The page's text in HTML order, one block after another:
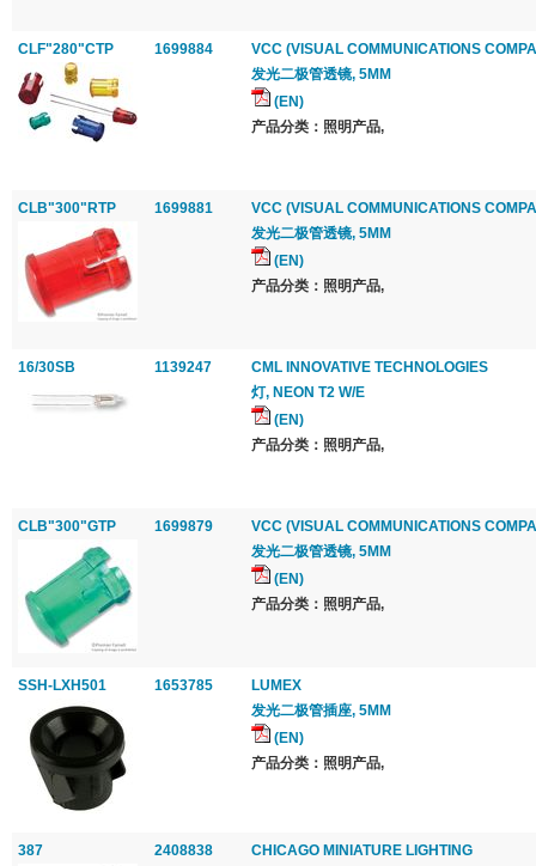
CLF"280"CTP 1699884
VCC (VISUAL COMMUNICATIONS
发光二极管透镜, 5MM
(EN)
产品分类：照明产品,
CLB"300"RTP 1699881
VCC (VISUAL COMMUNICATIONS
发光二极管透镜, 5MM
(EN)
产品分类：照明产品,
16/30SB 1139247
CML INNOVATIVE TECHNOLOGIES
灯, NEON T2 W/E
(EN)
产品分类：照明产品,
CLB"300"GTP 1699879
VCC (VISUAL COMMUNICATIONS
发光二极管透镜, 5MM
(EN)
产品分类：照明产品,
SSH-LXH501 1653785
LUMEX
发光二极管插座, 5MM
(EN)
产品分类：照明产品,
387 2408838
CHICAGO MINIATURE LIGHTING